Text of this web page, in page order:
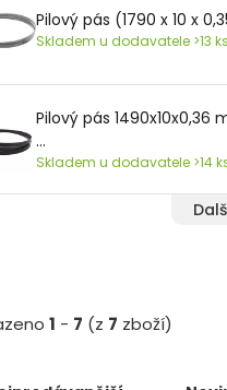
Pilový pás (1790 x 10 x
Skladem u dodavatele >13 ks
Pilový pás 1490x10x0,36
...
Skladem u dodavatele >14
1 - 7 (z 7 zboží)